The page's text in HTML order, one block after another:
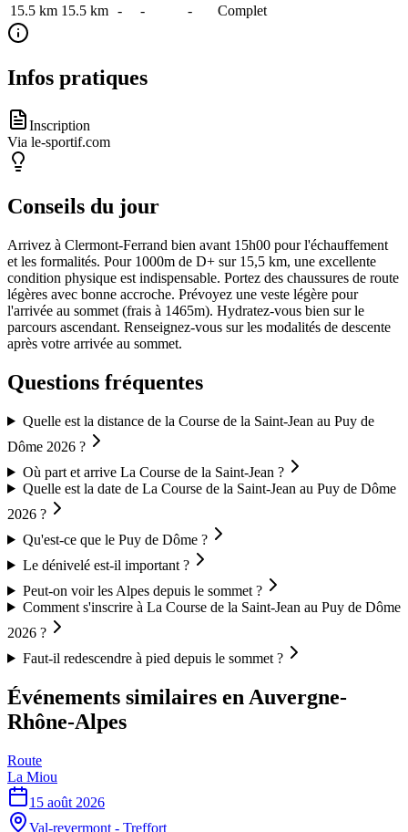
15.5 km 15.5 km - - - Complet
Infos pratiques
Inscription
Via le-sportif.com
Conseils du jour
Arrivez à Clermont-Ferrand bien avant 15h00 pour l'échauffement
et les formalités. Pour 1000m de D+ sur 15,5 km, une excellente
condition physique est indispensable. Portez des chaussures de route
légères avec bonne accroche. Prévoyez une veste légère pour
l'arrivée au sommet (frais à 1465m). Hydratez-vous bien sur le
parcours ascendant. Renseignez-vous sur les modalités de descente
après votre arrivée au sommet.
Questions fréquentes
Quelle est la distance de la Course de la Saint-Jean au Puy de
Dôme 2026 ?
Où part et arrive La Course de la Saint-Jean ?
Quelle est la date de La Course de la Saint-Jean au Puy de Dôme
2026 ?
Qu'est-ce que le Puy de Dôme ?
Le dénivelé est-il important ?
Peut-on voir les Alpes depuis le sommet ?
Comment s'inscrire à La Course de la Saint-Jean au Puy de Dôme
2026 ?
Faut-il redescendre à pied depuis le sommet ?
Événements similaires en Auvergne-
Rhône-Alpes
Route
La Miou
15 août 2026
Val-revermont - Treffort